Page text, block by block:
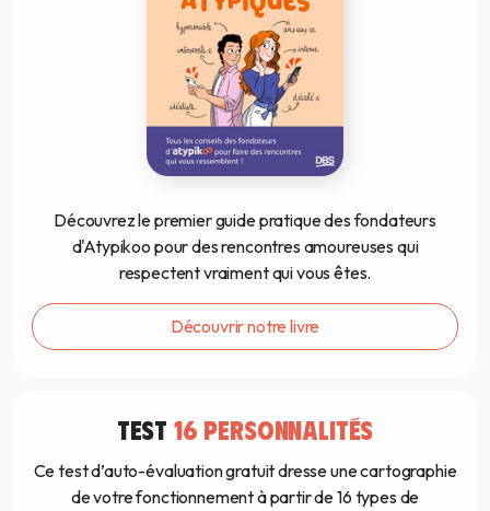
Découvrez le premier guide pratique des fondateurs
d'Atypikoo pour des rencontres amoureuses qui
respectent vraiment qui vous êtes.
Découvrir notre livre
TEST 16 PERSONNALITÉS
Ce test d’auto-évaluation gratuit dresse une cartographie
de votre fonctionnement à partir de 16 types de